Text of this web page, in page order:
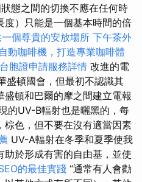
態之間的切換不應在任何時
）只能是一個基本時間的倍
個尊貴的安放場所 下午茶外
動咖啡機，打造專業咖啡體
胞證申請服務詳情 改進的電
盛頓國會，但最初不認識其
頓和巴爾的摩之間建立電報
的UV-B輻射也是曬黑的，每
色，但不要在沒有適當因素
UV-A輻射在冬季和夏季使我
於形成有害的自由基，並使
的最佳實踐 “通常有人會勸